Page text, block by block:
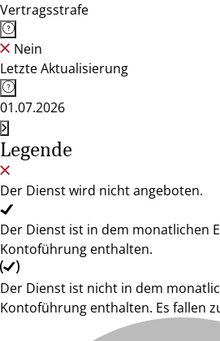
Vertragsstrafe
Nein
Letzte Aktualisierung
01.07.2026
Legende
Der Dienst wird nicht angeboten.
Der Dienst ist in dem monatlichen
Kontoführung enthalten.
Der Dienst ist nicht in dem
Kontoführung enthalten. Es fallen